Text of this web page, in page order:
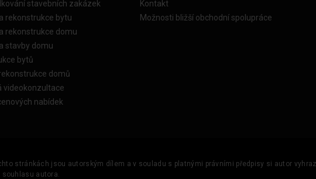
stavebních zakázek
rekonstrukce bytu
rekonstrukce domu
stavby domu
bytů
domů
videokonzultace
nabídek
Kontakt
Možnosti bližší obchodní spolupráce
stránkách jsou autorským dílem a v souladu s platnými právními předpisy si autor
souhlasu autora.